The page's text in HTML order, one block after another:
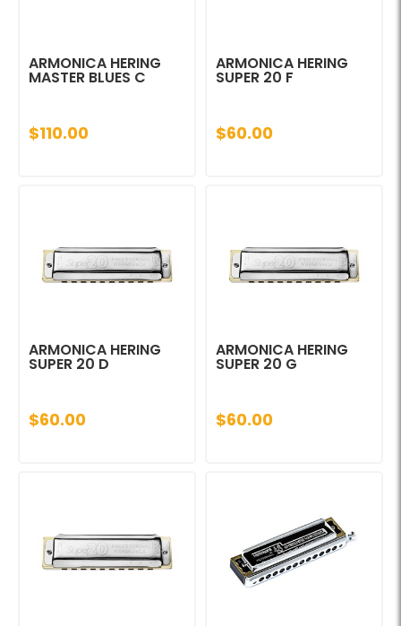
ARMONICA HERING
MASTER BLUES C
$110.00
ARMONICA HERING
SUPER 20 F
$60.00
ARMONICA HERING
SUPER 20 D
$60.00
ARMONICA HERING
SUPER 20 G
$60.00